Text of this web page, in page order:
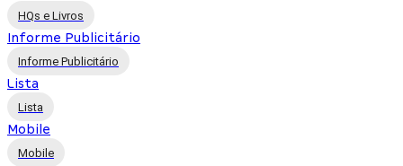
HQs e Livros
Informe Publicitário
Informe Publicitário
Lista
Lista
Mobile
Mobile